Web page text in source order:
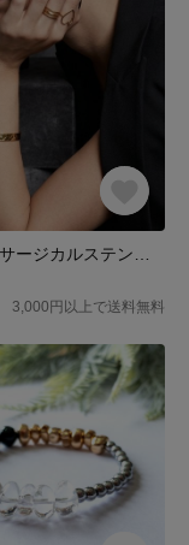
3,000円以上で送料無料